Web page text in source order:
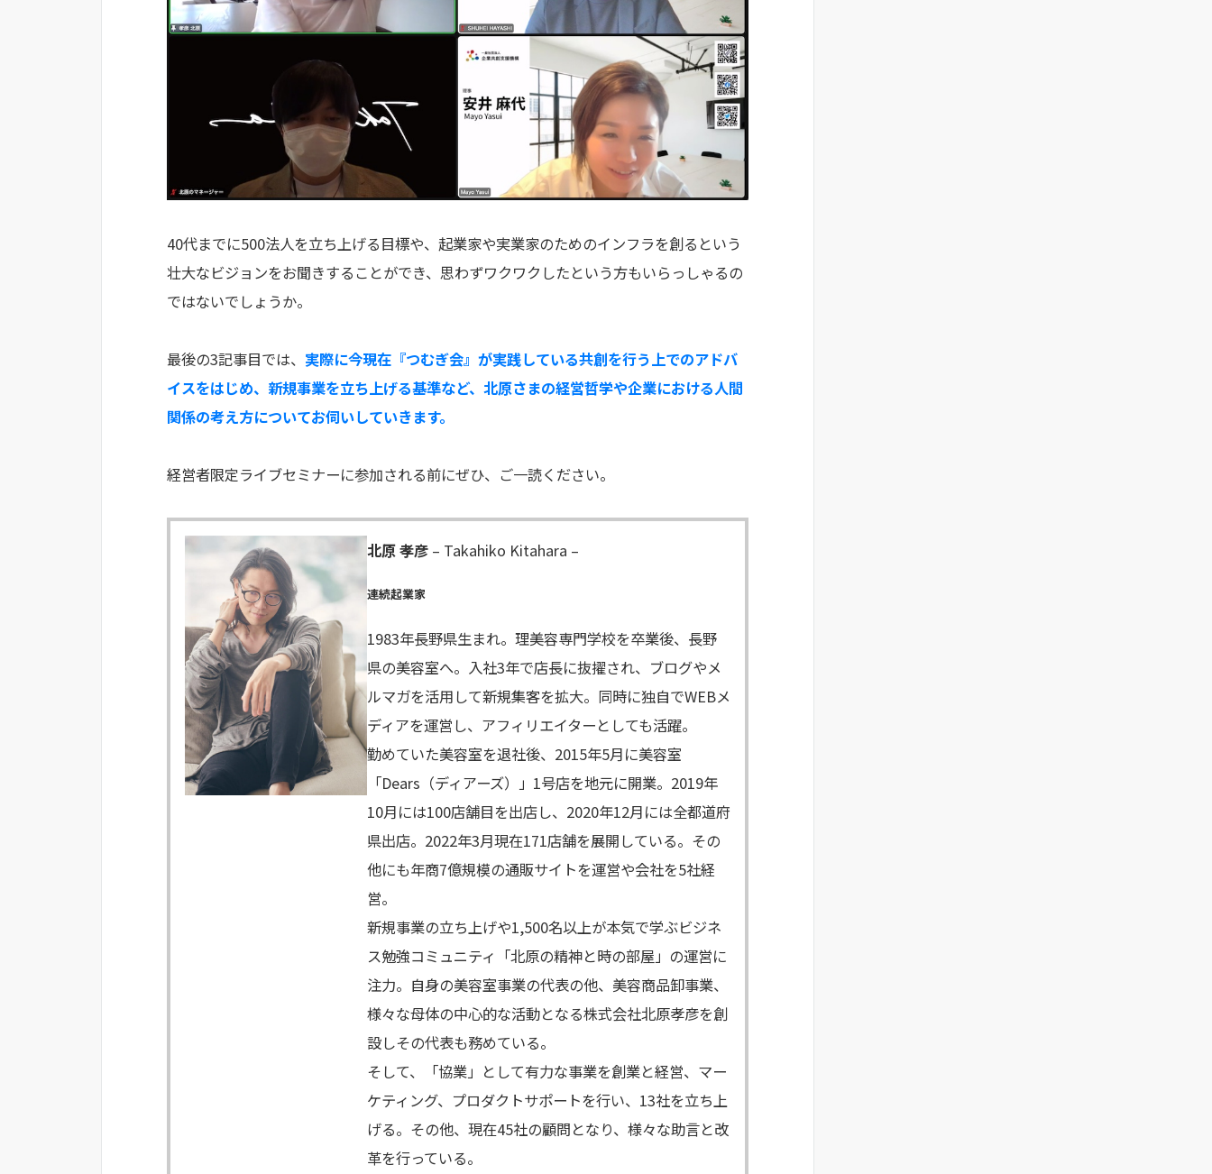
40代までに500法人を立ち上げる目標や、起業家や実業家のためのインフラを創るという
壮大なビジョンをお聞きすることができ、思わずワクワクしたという方もいらっしゃるの
ではないでしょうか。
最後の3記事目では、 実際に今現在『つむぎ会』が実践している共創を行う上でのアドバ
イスをはじめ、新規事業を立ち上げる基準など、北原さまの経営哲学や企業における人間
関係の考え方についてお伺いしていきます。
経営者限定ライブセミナーに参加される前にぜひ、ご一読ください。
北原 孝彦– Takahiko Kitahara –
連続起業家
1983年長野県生まれ。理美容専門学校を卒業後、長野
県の美容室へ。入社3年で店長に抜擢され、ブログやメ
ルマガを活用して新規集客を拡大。同時に独自でWEBメ
ディアを運営し、アフィリエイターとしても活躍。
勤めていた美容室を退社後、2015年5月に美容室
「Dears（ディアーズ）」1号店を地元に開業。2019年
10月には100店舗目を出店し、2020年12月には全都道府
県出店。2022年3月現在171店舗を展開している。その
他にも年商7億規模の通販サイトを運営や会社を5社経
営。
新規事業の立ち上げや1,500名以上が本気で学ぶビジネ
ス勉強コミュニティ「北原の精神と時の部屋」の運営に
注力。自身の美容室事業の代表の他、美容商品卸事業、
様々な母体の中心的な活動となる株式会社北原孝彦を創
設しその代表も務めている。
そして、「協業」として有力な事業を創業と経営、マー
ケティング、プロダクトサポートを行い、13社を立ち上
げる。その他、現在45社の顧問となり、様々な助言と改
革を行っている。